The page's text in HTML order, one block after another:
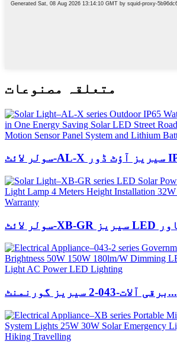
متعلقہ مصنوعات
برقی آلات-043-2 سیریز گورنمنٹ...